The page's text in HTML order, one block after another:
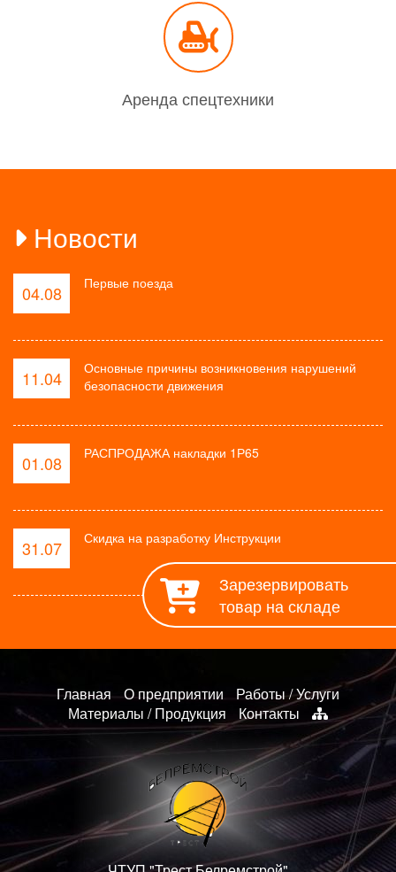
Аренда спецтехники
Новости
04.08 Первые поезда
11.04
Основные причины возникновения нарушений
безопасности движения
01.08 РАСПРОДАЖА накладки 1Р65
31.07 Скидка на разработку Инструкции
Главная О предприятии
Работы / Услуги
Материалы / Продукция
Контакты
Зарезервировать
товар на складе